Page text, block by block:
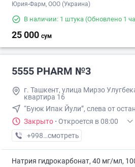
Юрия-Фарм, ООО (Украина)
В наличии: 1 штука (Обновлено 1
25 000 сум
5555 PHARM №3
г. Ташкент, улица Мирзо
квартира 16
“Буюк Ипак Йули”, слева от
Закрыто · Откроется в 08:00
+998 (55) XXX-XX-XX
смотреть
Натрия гидрокарбонат, 40 мг/мл,